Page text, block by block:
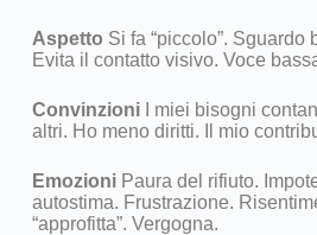
Aspetto Si fa “piccolo”. Sguardo
Evita il contatto visivo. Voce
ConvinzioniI miei bisogni
altri. Ho meno diritti. Il mio
EmozioniPaura del rifiuto.
autostima. Frustrazione.
“approfitta”. Vergogna.